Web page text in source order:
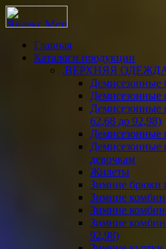
Главная
Каталоги продукции
.ВЕРХНЯЯ
Демисезонные
Демисезонные
Демисезонные
62,68 до 92,98)
Демисезонные
Демисезонные
девочкам
Жилеты
Зимние брюки
Зимние
Зимние
Зимние
92,98)